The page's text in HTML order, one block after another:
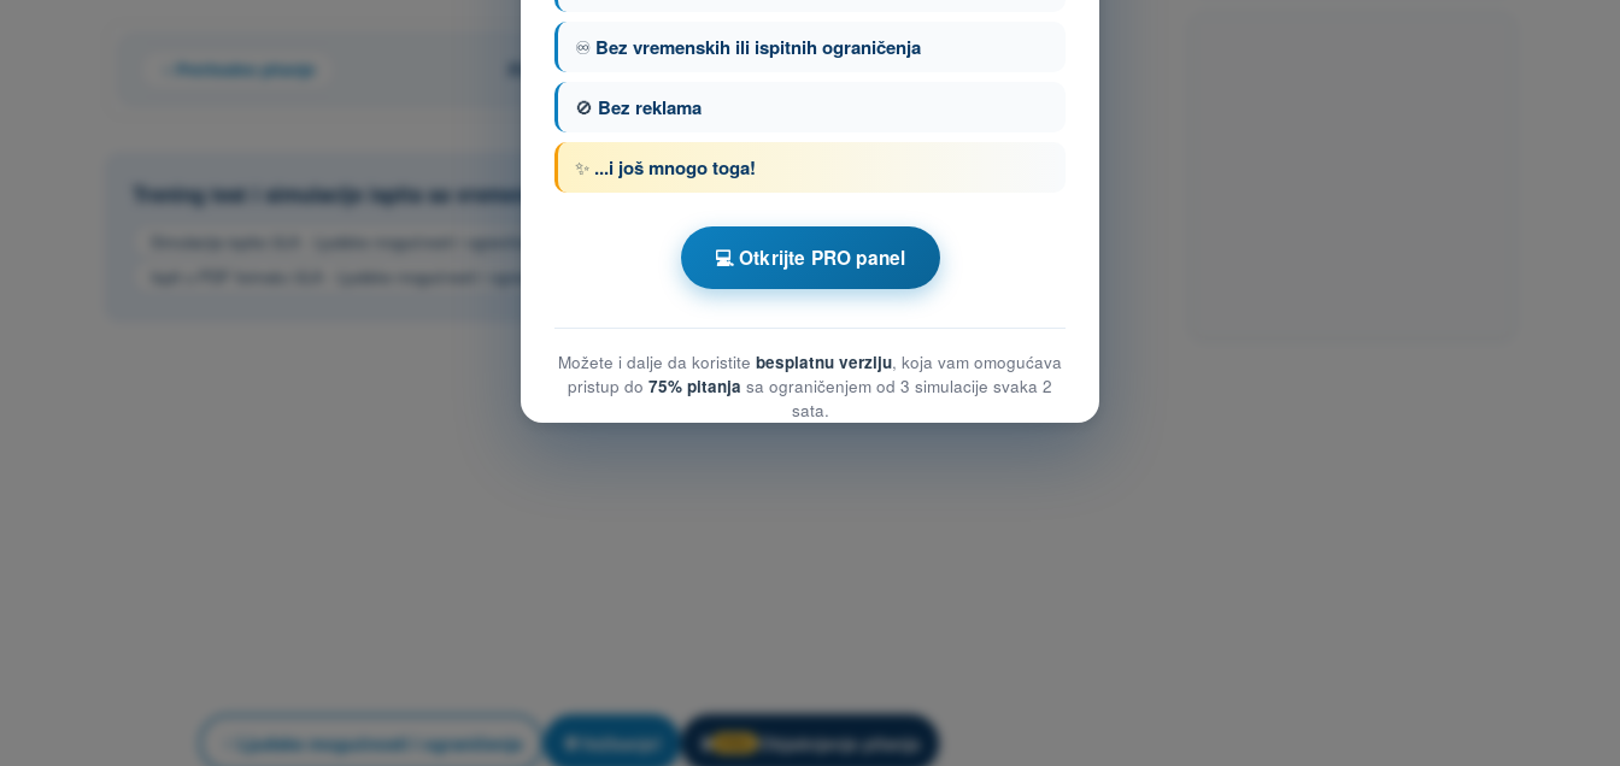
Prethodno pitanje Pitanje 53 od 81
Trening test i simulacije ispita sa vremenom ULA Ultralaki
Simulacija ispita ULA - Ljudske mogućnosti i ograničenja
Kviz za vežbanje ULA - Ljudske mogućnosti i ograničenja
Ispit u PDF formatu ULA - Ljudske mogućnosti i ograničenja
Ljudske mogućnosti i ograničenja Vežbanje! 🔒 Objašnjenje pitanja
♾️ Bez vremenskih ili ispitnih ograničenja
🚫 Bez reklama
✨ ...i još mnogo toga!
💻 Otkrijte PRO panel
Možete i dalje da koristite besplatnu verziju, koja vam omogućava
pristup do 75% pitanja sa ograničenjem od 3 simulacije svaka 2
sata.